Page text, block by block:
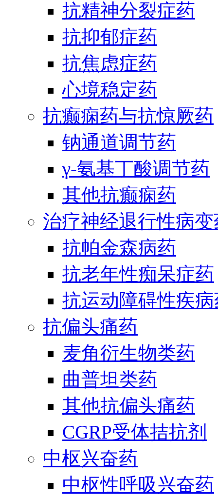
抗精神分裂症药
抗抑郁症药
抗焦虑症药
心境稳定药
抗癫痫药与抗惊厥药
钠通道调节药
γ-氨基丁酸调节药
其他抗癫痫药
治疗神经退行性病
抗帕金森病药
抗老年性痴呆症药
抗运动障碍性疾
抗偏头痛药
麦角衍生物类药
曲普坦类药
其他抗偏头痛药
CGRP受体拮抗剂
中枢兴奋药
中枢性呼吸兴奋药